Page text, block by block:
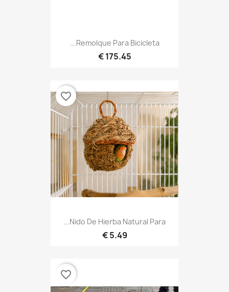
Remolque Para Bicicleta...
175.45 €
Nido De Hierba Natural Para...
5.49 €
favorite_border
favorite_border